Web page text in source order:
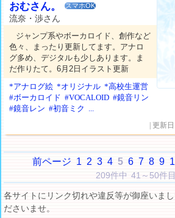
おむさん。 スマホOK
流奈・渉さん
ジャンプ系やボーカロイド、創作など
色々、まったり更新してます。アナロ
グ多め、デジタルも少しあります。ま
だ作りたて。6月2日イラスト更新
*アナログ絵 *オリジナル *高校生運営
#ボーカロイド #VOCALOID #鏡音リン
#鏡音レン #初音ミク ...
| 更新
前ページ 1 2 3 4 5 6 7 8 9
209件中 41～50件目
各サイトにリンク切れや違反等が御座いま
ださいませ。